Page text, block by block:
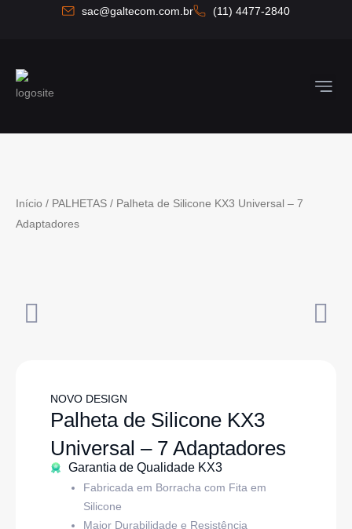
conteúdo
sac@galtecom.com.br (11) 4477-2840
Início / PALHETAS / Palheta de Silicone KX3 Universal – 7
Adaptadores
NOVO DESIGN
Palheta de Silicone KX3
Universal – 7 Adaptadores
Garantia de Qualidade KX3
Fabricada em Borracha com Fita em
Silicone
Maior Durabilidade e Resistência